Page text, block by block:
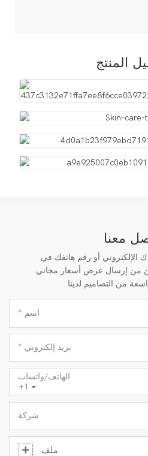
المنتج
معنا
الإلكتروني أو رقم هاتفك في
من إرسال عرض أسعار مجاني
اسم
بريد إلكتروني
+1
الهاتف/واتساب
شركة
ملف